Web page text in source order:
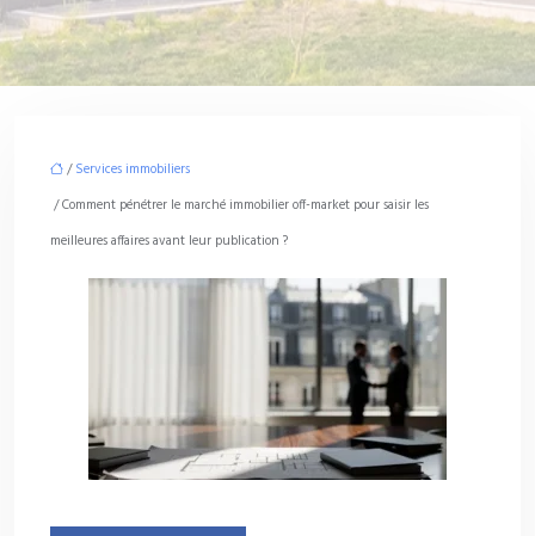
/Services immobiliers
/ Comment pénétrer le marché immobilier off-market pour saisir les
meilleures affaires avant leur publication ?